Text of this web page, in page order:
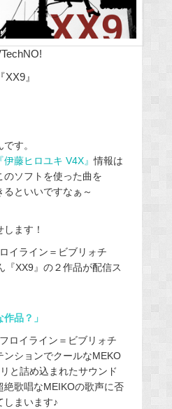
『XX9』
す。
『伊藤ヒロユキ V4X』情報は
ソフトを使った曲を
といいですなぁ～
ます！
イライン＝ビブリォチ
『XX9』の２作品が配信ス
品？」
ロイライン＝ビブリォチ
ンションでクールなMEKO
と詰め込まれたサウンド
絶歌唱なMEIKOの歌声に否
しまいます♪